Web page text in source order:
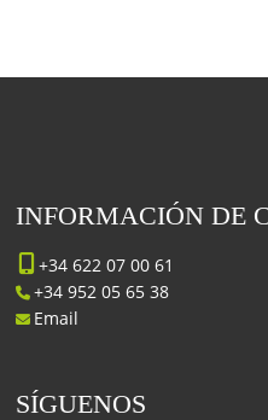
INFORMACIÓN DE
+34 622 07 00 61
+34 952 05 65 38
Email
SÍGUENOS